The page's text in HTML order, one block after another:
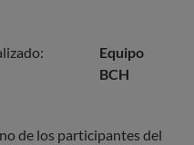
Equipo
BCH
de los participantes del